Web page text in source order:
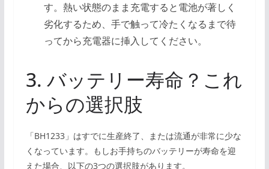
す。熱い状態のまま充電すると電池が著しく
劣化するため、手で触って冷たくなるまで待
ってから充電器に挿入してください。
3. バッテリー寿命？これ
からの選択肢
「BH1233」はすでに生産終了、または流通が非常に少な
くなっています。もしお手持ちのバッテリーが寿命を迎
えた場合、以下の3つの選択肢があります。